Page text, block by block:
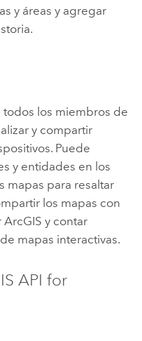
y áreas y agregar
todos los miembros de
y compartir
Puede
y entidades en los
mapas para resaltar
los mapas con
ArcGIS y contar
mapas interactivas.
API for